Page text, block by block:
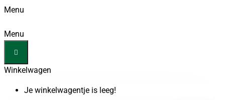
Menu
Menu
Winkelwagen
Je winkelwagentje is leeg!